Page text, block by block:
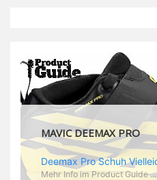
MAVIC DEEMAX PRO
Mehr Info im Product Guide ...